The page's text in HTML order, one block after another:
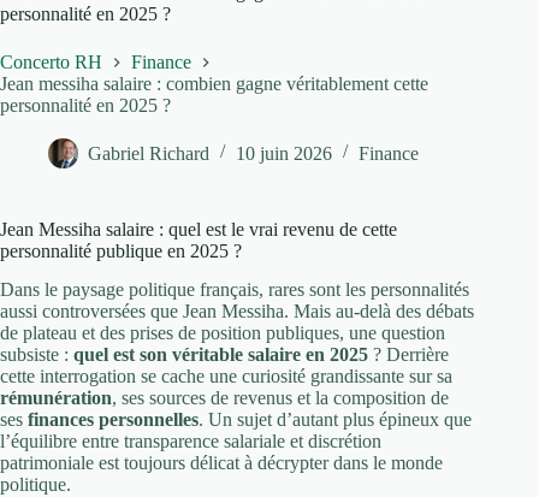
personnalité en 2025 ?
Concerto RH
Finance
Jean messiha salaire : combien gagne véritablement cette
personnalité en 2025 ?
Gabriel Richard 10 juin 2026 Finance
Jean Messiha salaire : quel est le vrai revenu de cette
personnalité publique en 2025 ?
Dans le paysage politique français, rares sont les personnalités
aussi controversées que Jean Messiha. Mais au-delà des débats
de plateau et des prises de position publiques, une question
subsiste : quel est son véritable salaire en 2025 ? Derrière
cette interrogation se cache une curiosité grandissante sur sa
rémunération, ses sources de revenus et la composition de
ses finances personnelles. Un sujet d’autant plus épineux que
l’équilibre entre transparence salariale et discrétion
patrimoniale est toujours délicat à décrypter dans le monde
politique.